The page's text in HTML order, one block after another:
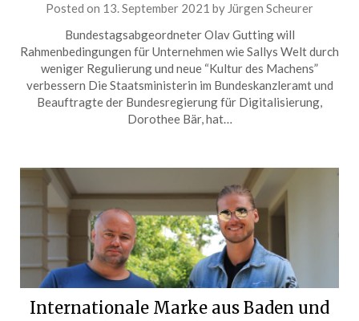
Posted on 13. September 2021 by Jürgen Scheurer
Bundestagsabgeordneter Olav Gutting will
Rahmenbedingungen für Unternehmen wie Sallys Welt durch
weniger Regulierung und neue “Kultur des Machens”
verbessern Die Staatsministerin im Bundeskanzleramt und
Beauftragte der Bundesregierung für Digitalisierung,
Dorothee Bär, hat…
Internationale Marke aus Baden und